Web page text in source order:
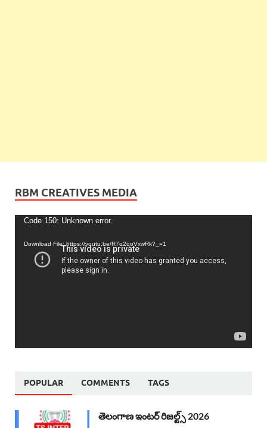
RBM CREATIVES MEDIA
Video
Code 150: Unknown error.
Download File: https://youtu.be/R7o2qoVxwRk?_=1
POPULAR COMMENTS TAGS
తెలంగాణ ఇంటర్ రిజల్ట్స్ 2026